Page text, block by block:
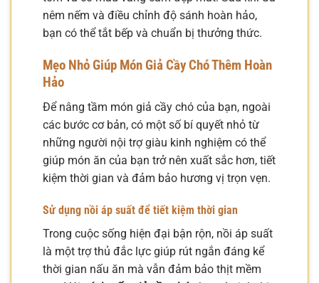
nêm nếm và điều chỉnh độ sánh hoàn hảo,
bạn có thể tắt bếp và chuẩn bị thưởng thức.
Mẹo Nhỏ Giúp Món Giả Cầy Chó Thêm Hoàn
Hảo
Để nâng tầm món giả cầy chó của bạn, ngoài
các bước cơ bản, có một số bí quyết nhỏ từ
những người nội trợ giàu kinh nghiệm có thể
giúp món ăn của bạn trở nên xuất sắc hơn, tiết
kiệm thời gian và đảm bảo hương vị trọn vẹn.
Sử dụng nồi áp suất để tiết kiệm thời gian
Trong cuộc sống hiện đại bận rộn, nồi áp suất
là một trợ thủ đắc lực giúp rút ngắn đáng kể
thời gian nấu ăn mà vẫn đảm bảo thịt mềm